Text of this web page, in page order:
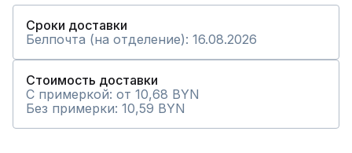
Сроки доставки
Белпочта (на отделение): 16.08.2026
Стоимость доставки
С примеркой: от 10,68 BYN
Без примерки: 10,59 BYN